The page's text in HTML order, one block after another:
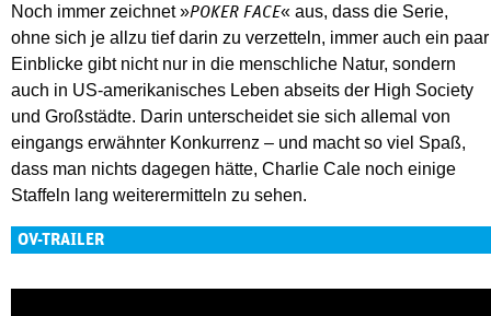
Noch immer zeichnet »POKER FACE« aus, dass die Serie,
ohne sich je allzu tief darin zu verzetteln, immer auch ein paar
Einblicke gibt nicht nur in die menschliche Natur, sondern
auch in US-amerikanisches Leben abseits der High Society
und Großstädte. Darin unterscheidet sie sich allemal von
eingangs erwähnter Konkurrenz – und macht so viel Spaß,
dass man nichts dagegen hätte, Charlie Cale noch einige
Staffeln lang weiterermitteln zu sehen.
OV-TRAILER